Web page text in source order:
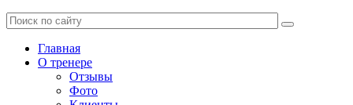
Главная
О тренере
Отзывы
Фото